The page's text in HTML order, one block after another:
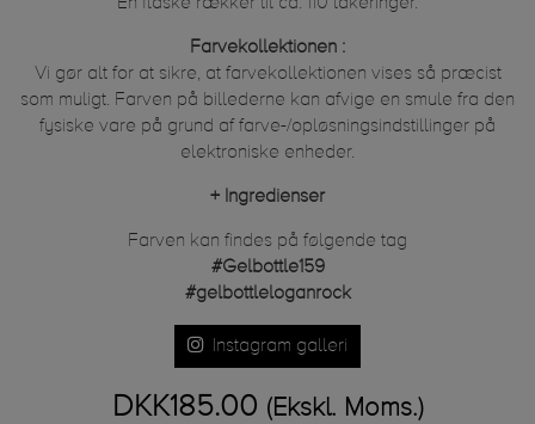
Farvekollektionen :
Vi gør alt for at sikre, at farvekollektionen vises så præcist
som muligt. Farven på billederne kan afvige en smule fra den
fysiske vare på grund af farve-/opløsningsindstillinger på
elektroniske enheder.
+ Ingredienser
Farven kan findes på følgende tag
#Gelbottle159
#gelbottleloganrock
Instagram galleri
DKK185.00 (Ekskl. Moms.)